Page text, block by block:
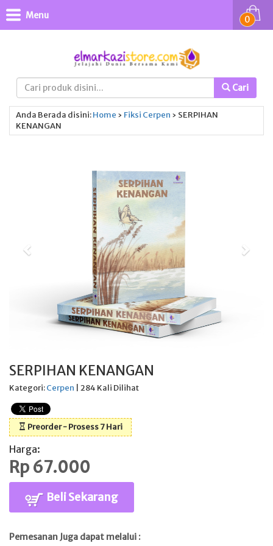
Cari
0
Menu
Anda Berada disini:Home › Fiksi Cerpen › SERPIHAN
KENANGAN
SERPIHAN KENANGAN
Kategori:Cerpen | 284 Kali Dilihat
Preorder - Prosess 7 Hari
Harga:
Rp 67.000
Beli Sekarang
Pemesanan Juga dapat melalui :